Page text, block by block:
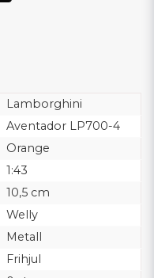
Lamborghini
Aventador LP700-4
Orange
1:43
10,5 cm
Welly
Metall
Frihjul